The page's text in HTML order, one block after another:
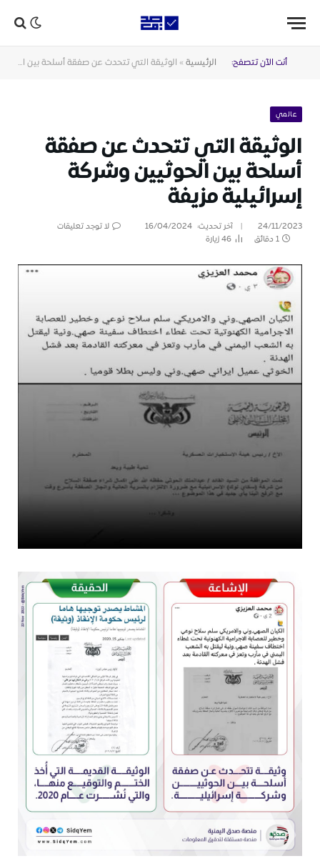
أنت الآن تتصفح: الرئيسية » الوثيقة التي تتحدث عن صفقة أسلحة بين الحوثيين وشركة إسرائيلية مزيفة
عالمي
الوثيقة التي تتحدث عن صفقة
أسلحة بين الحوثيين وشركة
إسرائيلية مزيفة
24/11/2023 آخر تحديث: 16/04/2024
لا توجد تعليقات
1 دقائق
46زيارة